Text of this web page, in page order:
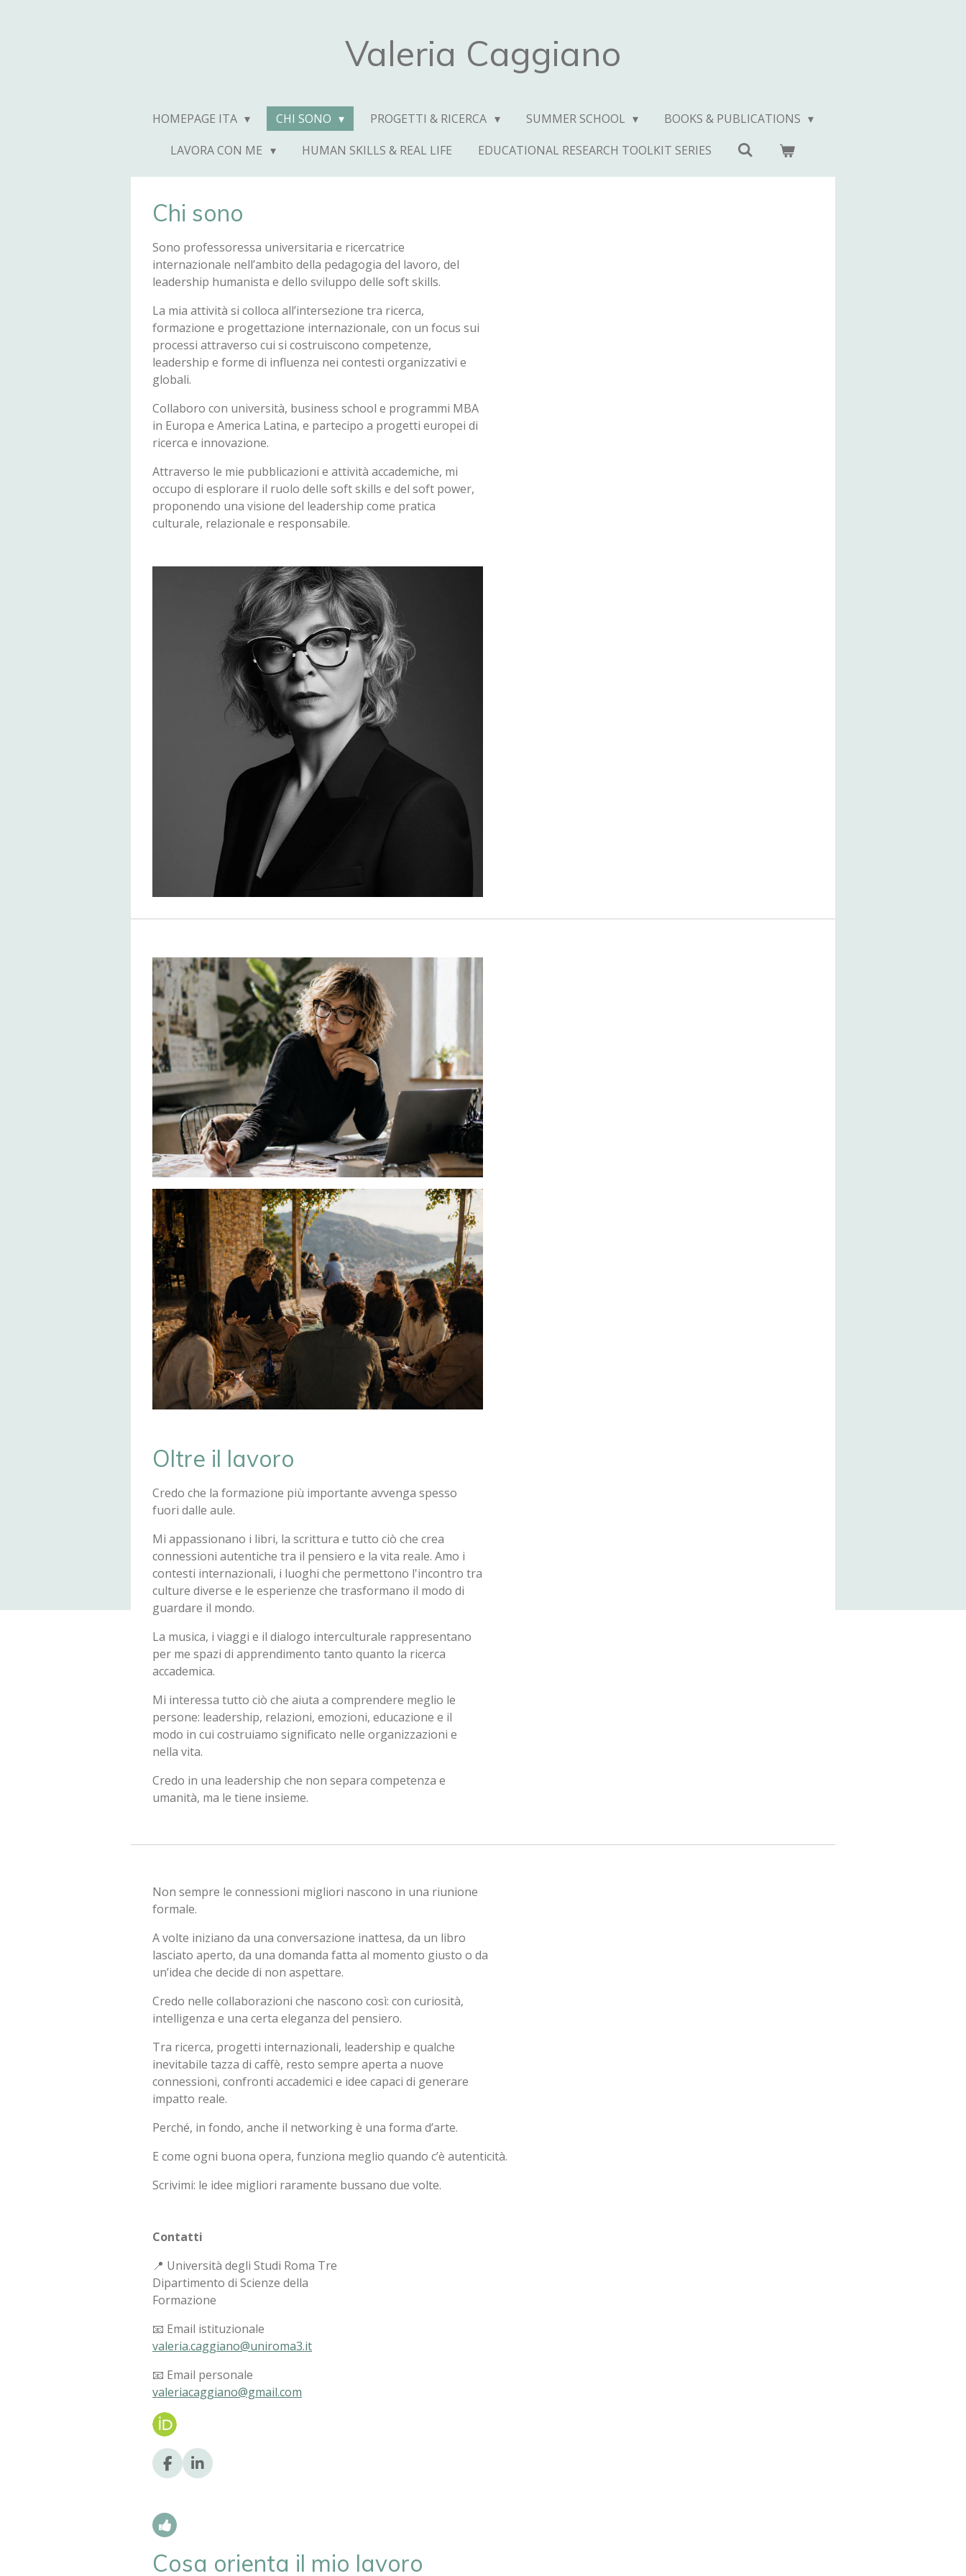
Valeria Caggiano
HOMEPAGE ITA CHI SONO PROGETTI & RICERCA SUMMER SCHOOL
BOOKS & PUBLICATIONS
LAVORA CON ME
HUMAN SKILLS & REAL LIFE EDUCATIONAL RESEARCH TOOLKIT SERIES
Chi sono
Sono professoressa universitaria e ricercatrice
internazionale nell’ambito della pedagogia del lavoro, del
leadership humanista e dello sviluppo delle soft skills.
La mia attività si colloca all’intersezione tra ricerca,
formazione e progettazione internazionale, con un focus sui
processi attraverso cui si costruiscono competenze,
leadership e forme di influenza nei contesti organizzativi e
globali.
Collaboro con università, business school e programmi MBA
in Europa e America Latina, e partecipo a progetti europei di
ricerca e innovazione.
Attraverso le mie pubblicazioni e attività accademiche, mi
occupo di esplorare il ruolo delle soft skills e del soft power,
proponendo una visione del leadership come pratica
culturale, relazionale e responsabile.
Oltre il lavoro
Credo che la formazione più importante avvenga spesso
fuori dalle aule.
Mi appassionano i libri, la scrittura e tutto ciò che crea
connessioni autentiche tra il pensiero e la vita reale. Amo i
contesti internazionali, i luoghi che permettono l'incontro tra
culture diverse e le esperienze che trasformano il modo di
guardare il mondo.
La musica, i viaggi e il dialogo interculturale rappresentano
per me spazi di apprendimento tanto quanto la ricerca
accademica.
Mi interessa tutto ciò che aiuta a comprendere meglio le
persone: leadership, relazioni, emozioni, educazione e il
modo in cui costruiamo significato nelle organizzazioni e
nella vita.
Credo in una leadership che non separa competenza e
umanità, ma le tiene insieme.
Non sempre le connessioni migliori nascono in una riunione
formale.
A volte iniziano da una conversazione inattesa, da un libro
lasciato aperto, da una domanda fatta al momento giusto o da
un’idea che decide di non aspettare.
Credo nelle collaborazioni che nascono così: con curiosità,
intelligenza e una certa eleganza del pensiero.
Tra ricerca, progetti internazionali, leadership e qualche
inevitabile tazza di caffè, resto sempre aperta a nuove
connessioni, confronti accademici e idee capaci di generare
impatto reale.
Perché, in fondo, anche il networking è una forma d’arte.
E come ogni buona opera, funziona meglio quando c’è autenticità.
Scrivimi: le idee migliori raramente bussano due volte.
Contatti
📍 Università degli Studi Roma Tre
Dipartimento di Scienze della
Formazione
📧 Email istituzionale
valeria.caggiano@uniroma3.it
📧 Email personale
valeriacaggiano@gmail.com
F
a
e
b
o
k
L
i
n
Cosa orienta il mio lavoro